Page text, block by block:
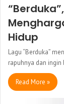
Hidup
Lagu “Berduka”
rapuhnya dan ingin
Read More »